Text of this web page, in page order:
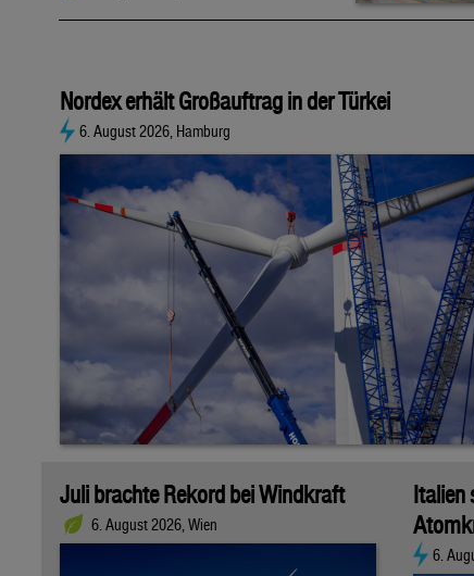
Nordex erhält Großauftrag in der Türkei
6. August 2026, Hamburg
Juli brachte Rekord bei Windkraft
6. August 2026, Wien
Italien
6.